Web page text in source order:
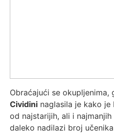
Obraćajući se okupljenima,
Cividini naglasila je kako je
od najstarijih, ali i
daleko nadilazi broj